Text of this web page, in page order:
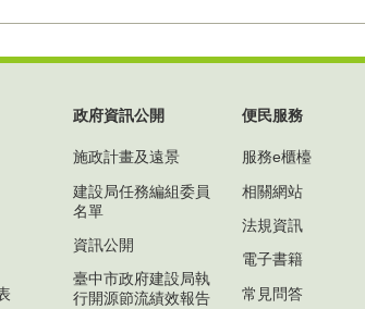
政府資訊公開
施政計畫及遠景
建設局任務編組委員
名單
資訊公開
臺中市政府建設局執
行開源節流績效報告
便民服務
服務e櫃檯
相關網站
法規資訊
電子書籍
常見問答